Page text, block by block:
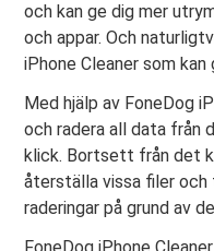
och kan ge dig mer
och appar. Och
iPhone Cleaner som
Med hjälp av FoneDog
och radera all data från
klick. Bortsett från det
återställa vissa filer och
raderingar på grund av